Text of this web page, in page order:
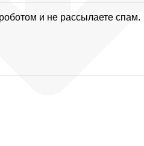
и не рассылаете спам.